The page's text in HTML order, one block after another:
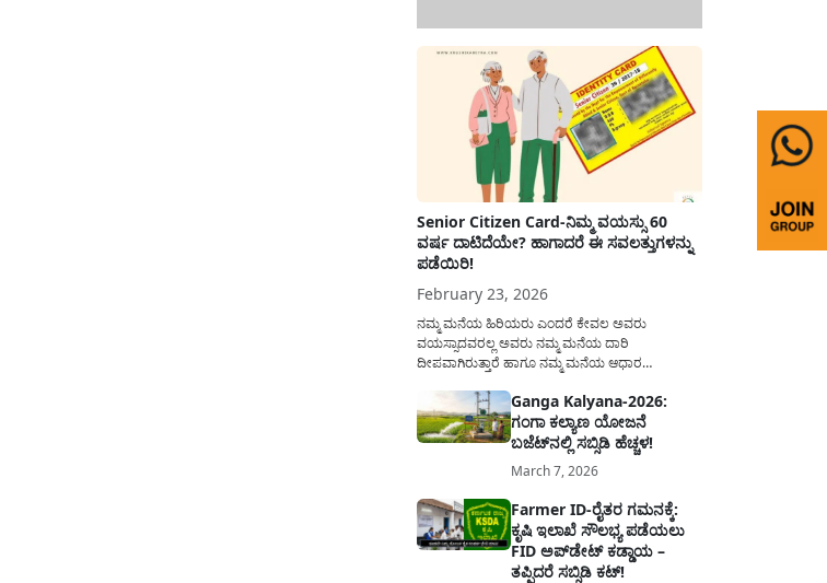
Senior Citizen Card-ನಿಮ್ಮ ವಯಸ್ಸು 60
ವರ್ಷ ದಾಟಿದೆಯೇ? ಹಾಗಾದರೆ ಈ ಸವಲತ್ತುಗಳನ್ನು
ಪಡೆಯಿರಿ!
February 23, 2026
ನಮ್ಮ ಮನೆಯ ಹಿರಿಯರು ಎಂದರೆ ಕೇವಲ ಅವರು
ವಯಸ್ಸಾದವರಲ್ಲ ಅವರು ನಮ್ಮ ಮನೆಯ ದಾರಿ
ದೀಪವಾಗಿರುತ್ತಾರೆ ಹಾಗೂ ನಮ್ಮ ಮನೆಯ ಆಧಾರ
ಸಮಾಜಕ್ಕಾಗಿ ದುಡಿತಿರುತ್ತಾರೆ ಹಾಗೆಯೇ ಅವರು ತಮ್ಮ 60
ವರ್ಷಗಳ ನಂತರದ ಜೀವನವನ್ನು ನೆಮ್ಮದಿಯಿಂದ
ಕಳೆಯಬೇಕೆಂಬುದು ಪ್ರತಿಯೊಬ್ಬರ ಕನಸಾಗಿರುತ್ತದೆ ಆದ್ದರಿಂದ
ಸರ್ಕಾರವು ಹಿರಿಯ ನಾಗರಿಕರ ಗುರುತಿನ ಚೀಟಿ...
Ganga Kalyana-2026:
ಗಂಗಾ ಕಲ್ಯಾಣ ಯೋಜನೆ
ಬಜೆಟ್‌ನಲ್ಲಿ ಸಬ್ಸಿಡಿ ಹೆಚ್ಚಳ!
March 7, 2026
Farmer ID-ರೈತರ ಗಮನಕ್ಕೆ:
ಕೃಷಿ ಇಲಾಖೆ ಸೌಲಭ್ಯ ಪಡೆಯಲು
FID ಅಪ್‌ಡೇಟ್ ಕಡ್ಡಾಯ –
ತಪ್ಪಿದರೆ ಸಬ್ಸಿಡಿ ಕಟ್!